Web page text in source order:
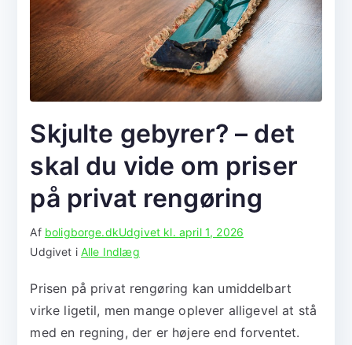
Skjulte gebyrer? – det
skal du vide om priser
på privat rengøring
Af boligborge.dkUdgivet kl. april 1, 2026
Udgivet iAlle Indlæg
Prisen på privat rengøring kan umiddelbart
virke ligetil, men mange oplever alligevel at stå
med en regning, der er højere end forventet.